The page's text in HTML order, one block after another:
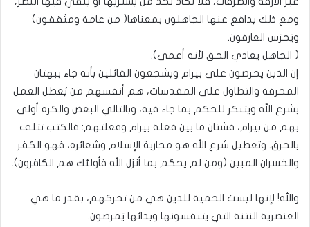
ومع ذلك يدافع عنها الجاهلون بمعناها( من عامة ومثقفون)
ويَخرَس العارفون.
( الجاهل يعادي الحق لأنه أعمى).
إن الذين يحرضون على بيرام ويشجعون القائلين بأنه جاء ببهتان
المحرقة والتطاول على المقدسات، هم أنفسهم من يُعطل العمل
بشرع الله ويتنكر للحكم بما جاء فيه، وبالتالي البغض والكره أولى
بهم من بيرام، فشتان ما بين فعلة بيرام وفعلتهم: فالكتب تتلف
بالحرق. وتعطيل شرع الله هو محاربة الإسلام وشعائره، فهو الكفر
والخسران المبين (ومن لم يحكم بما أنزل الله فأولئك هم الكافرون).
والله! لإنها ليست الحمية للدين هي من تحركهم، بقدر ما هي
العنصرية النتنة التي يتنفسونها وبدائها يَمرضون.